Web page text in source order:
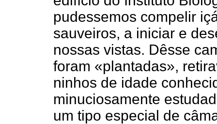
pudessemos compelir
sauveiros, a iniciar e
nossas vistas. Dêsse
foram «plantadas»,
ninhos de idade
minuciosamente
um tipo especial de